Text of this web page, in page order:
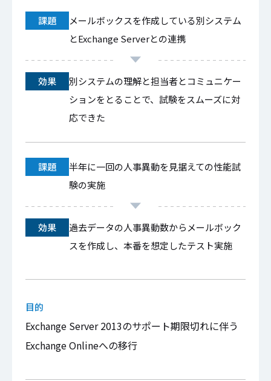
課題
メールボックスを作成している別システム
とExchange Serverとの連携
効果
別システムの理解と担当者とコミュニケー
ションをとることで、試験をスムーズに対
応できた
課題
半年に一回の人事異動を見据えての性能試
験の実施
効果
過去データの人事異動数からメールボック
スを作成し、本番を想定したテスト実施
目的
Exchange Server 2013のサポート期限切れに伴う
Exchange Onlineへの移行